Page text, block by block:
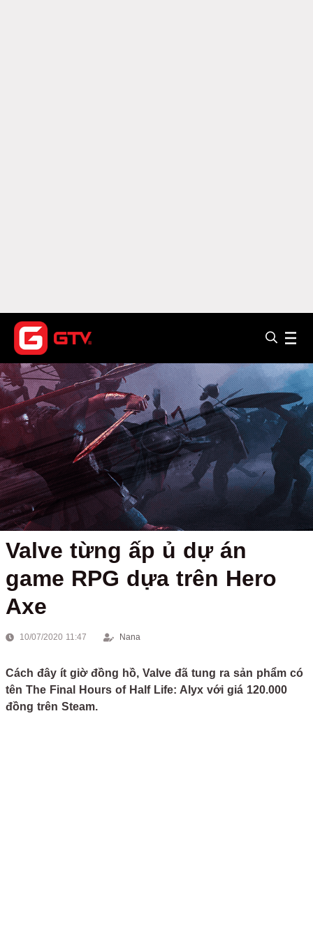
Valve từng ấp ủ dự án
game RPG dựa trên Hero
Axe
10/07/2020 11:47 Nana
Cách đây ít giờ đồng hồ, Valve đã tung ra sản phẩm có
tên The Final Hours of Half Life: Alyx với giá 120.000
đồng trên Steam.